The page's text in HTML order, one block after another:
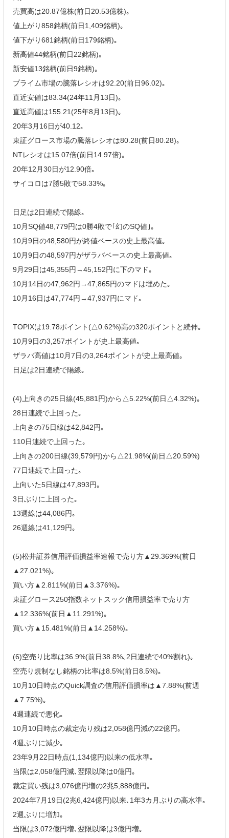
売買高は20.87億株(前日20.53億株)｡
値上がり858銘柄(前日1,409銘柄)｡
値下がり681銘柄(前日179銘柄)｡
新高値44銘柄(前日22銘柄)｡
新安値13銘柄(前日9銘柄)｡
プライム市場の騰落レシオは92.20(前日96.02)｡
直近安値は83.34(24年11月13日)｡
直近高値は155.21(25年8月13日)｡
20年3月16日が40.12｡
東証グロース市場の騰落レシオは80.28(前日80.28)｡
NTレシオは15.07倍(前日14.97倍)｡
20年12月30日が12.90倍｡
サイコロは7勝5敗で58.33%｡
日足は2日連続で陽線｡
10月SQ値48,779円は0勝4敗で｢幻のSQ値｣｡
10月9日の48,580円が終値ベースの史上最高値｡
10月9日の48,597円がザラバベースの史上最高値｡
9月29日は45,355円→45,152円に下のマド｡
10月14日の47,962円→47,865円のマドは埋めた｡
10月16日は47,774円→47,937円にマド｡
TOPIXは19.78ポイント(△0.62%)高の320ポイントと続伸｡
10月9日の3,257ポイントが史上最高値｡
ザラバ高値は10月7日の3,264ポイントが史上最高値｡
日足は2日連続で陽線｡
(4)上向きの25日線(45,881円)から△5.22%(前日△4.32%)｡
28日連続で上回った｡
上向きの75日線は42,842円｡
110日連続で上回った｡
上向きの200日線(39,579円)から△21.98%(前日△20.59%)
77日連続で上回った｡
上向いた5日線は47,893円｡
3日ぶりに上回った｡
13週線は44,086円｡
26週線は41,129円｡
(5)松井証券信用評価損益率速報で売り方▲29.369%(前日
▲27.021%)｡
買い方▲2.811%(前日▲3.376%)｡
東証グロース250指数ネットスック信用損益率で売り方
▲12.336%(前日▲11.291%)｡
買い方▲15.481%(前日▲14.258%)｡
(6)空売り比率は36.9%(前日38.8%､2日連続で40%割れ)｡
空売り規制なし銘柄の比率は8.5%(前日8.5%)｡
10月10日時点のQuick調査の信用評価損率は▲7.88%(前週
▲7.75%)｡
4週連続で悪化｡
10月10日時点の裁定売り残は2,058億円減の22億円｡
4週ぶりに減少｡
23年9月22日時点(1,134億円)以来の低水準｡
当限は2,058億円減､翌限以降は0億円｡
裁定買い残は3,076億円増の2兆5,888億円｡
2024年7月19日(2兆6,424億円)以来､1年3カ月ぶりの高水準｡
2週ぶりに増加｡
当限は3,072億円増､翌限以降は3億円増｡